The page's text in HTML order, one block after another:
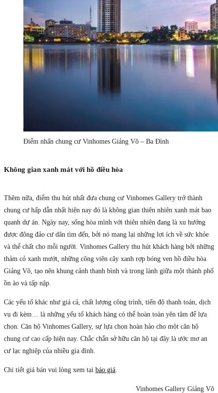
Điểm nhấn chung cư Vinhomes Giảng Võ – Ba Đình
Không gian xanh mát với hồ điều hòa
Thêm nữa, điểm thu hút nhất đưa chung cư Vinhomes Gallery trở thành
chung cư hấp dẫn nhất hiện nay đó là không gian thiên nhiên xanh mát bao
quanh dự án. Ngày nay, sống hòa mình với thiên nhiên đang là xu hướng
được đông đảo cư dân tìm đến, bởi nó mang lại những lợi ích về sức khỏe
và thể chất cho mỗi người. Vinhomes Gallery thu hút khách hàng bởi những
thảm cỏ xanh mướt, những công viên cây xanh rợp bóng ven hồ điều hòa
Giảng Võ, tạo nên khung cảnh thanh bình và trong lành giữa một thành phố
ồn ào và tấp nập.
Các yếu tố khác như giá cả, chất lượng công trình, tiến độ thanh toán, dịch
vụ đi kèm… là những yếu tố khách hàng có thể hoàn toàn yên tâm để lựa
chọn. Căn hộ Vinhomes Gallery, sự lựa chọn hoàn hảo cho một căn hộ
chung cư cao cấp hiện nay. Chắc chắn sở hữu căn hộ tại đây là ước mơ an
cư lạc nghiệp của nhiều gia đình.
Chi tiết giá bán vui lòng xem tại báo giá
Vinhomes Gallery Giảng Võ